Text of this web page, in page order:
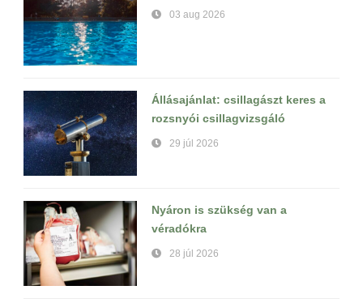
03 aug 2026
Állásajánlat: csillagászt keres a
rozsnyói csillagvizsgáló
29 júl 2026
Nyáron is szükség van a
véradókra
28 júl 2026